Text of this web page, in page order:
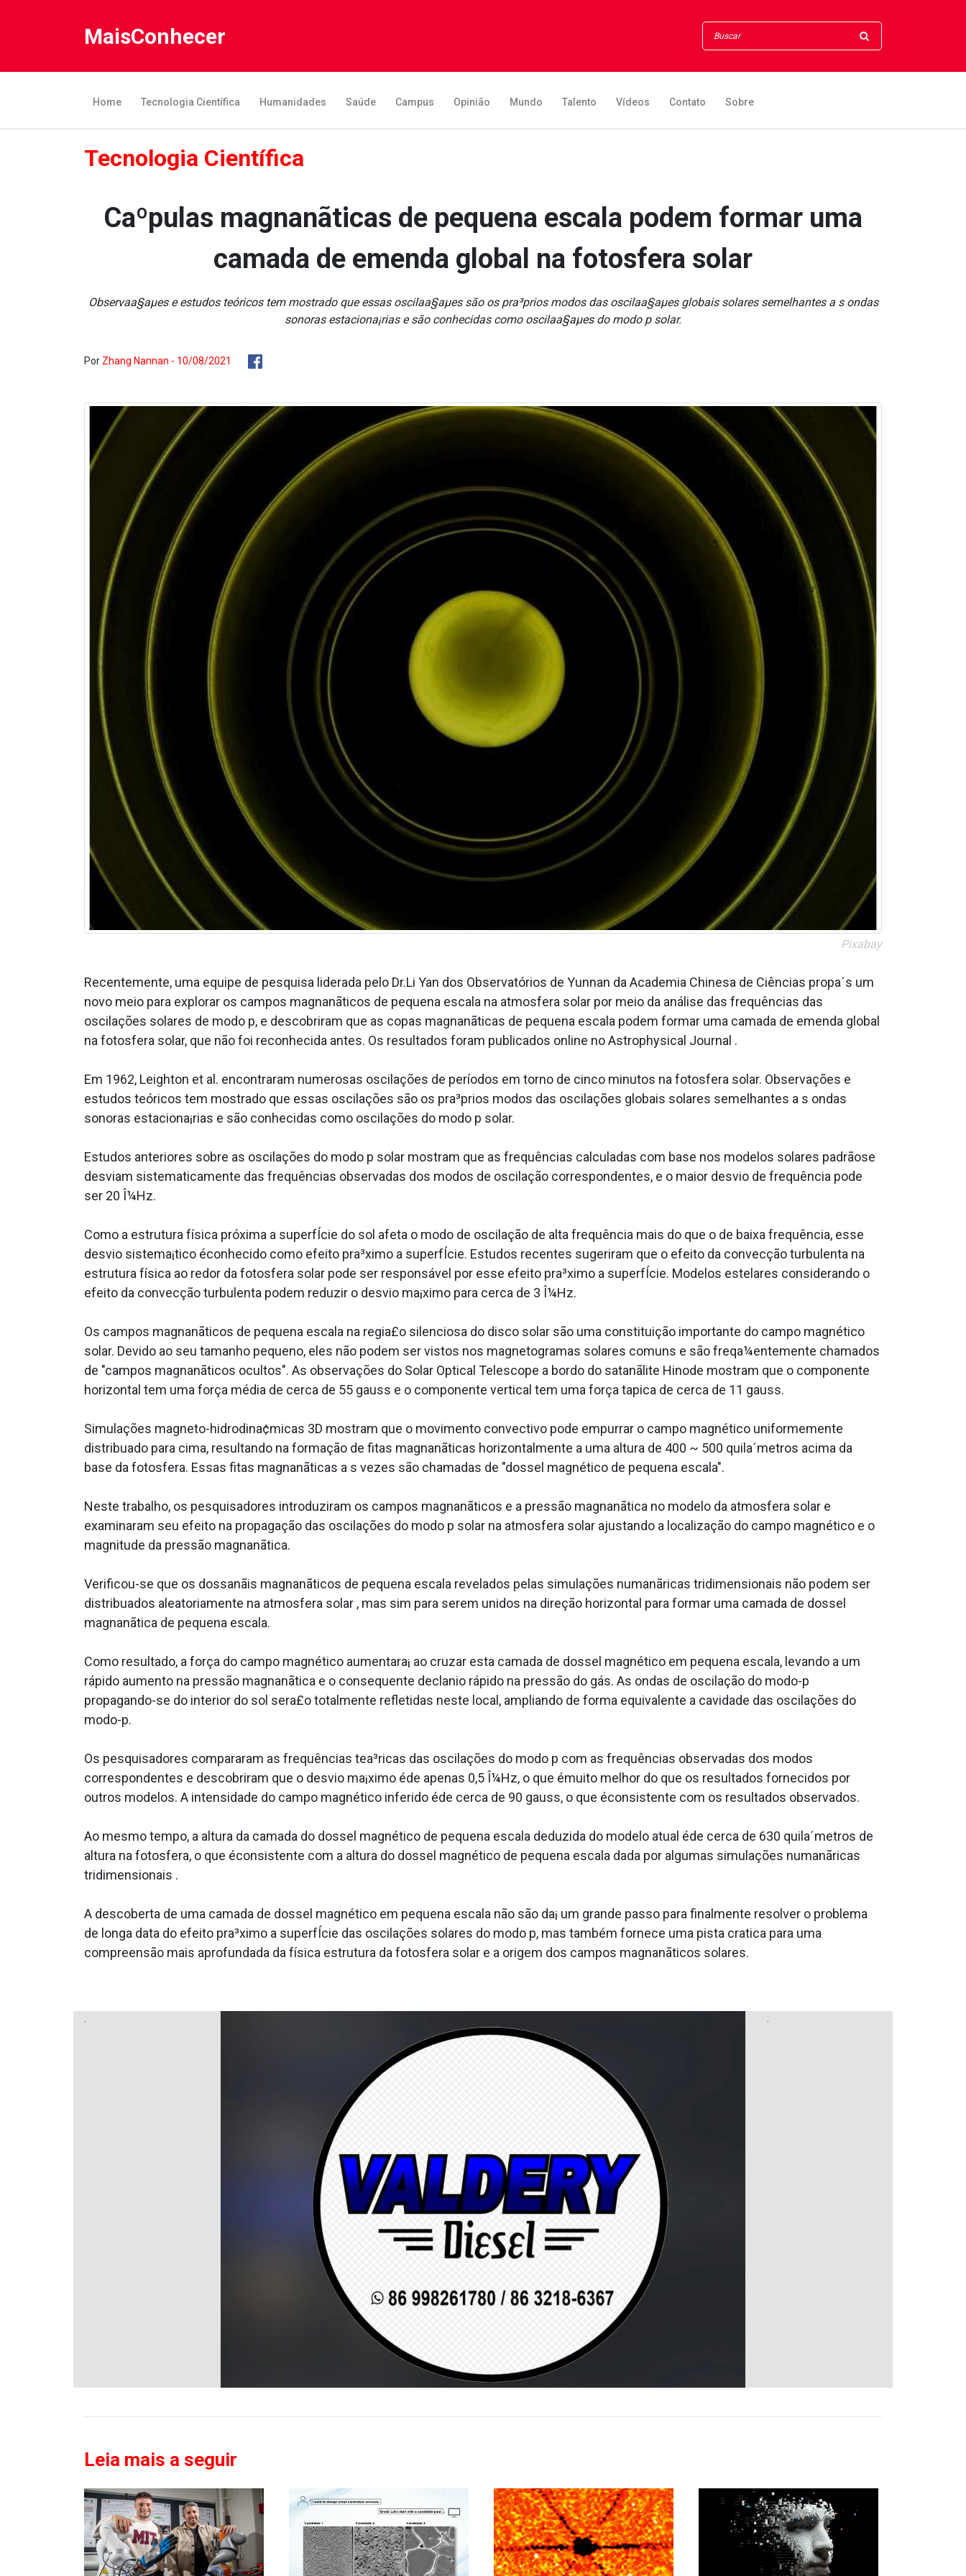
MaisConhecer
Home Tecnologia Científica Humanidades Saúde Campus Opinião Mundo Talento Vídeos Contato Sobre
Tecnologia Científica
Caºpulas magnanãticas de pequena escala podem formar uma
camada de emenda global na fotosfera solar
Observaa§aµes e estudos teóricos tem mostrado que essas oscilaa§aµes são os pra³prios modos das oscilaa§aµes globais solares semelhantes a s ondas
sonoras estaciona¡rias e são conhecidas como oscilaa§aµes do modo p solar.
Por Zhang Nannan - 10/08/2021
Pixabay
Recentemente, uma equipe de pesquisa liderada pelo Dr.Li Yan dos Observatórios de Yunnan da Academia Chinesa de Ciências propa´s um
novo meio para explorar os campos magnanãticos de pequena escala na atmosfera solar por meio da análise das frequências das
oscilações solares de modo p, e descobriram que as copas magnanãticas de pequena escala podem formar uma camada de emenda global
na fotosfera solar, que não foi reconhecida antes. Os resultados foram publicados online no Astrophysical Journal .
Em 1962, Leighton et al. encontraram numerosas oscilações de períodos em torno de cinco minutos na fotosfera solar. Observações e
estudos teóricos tem mostrado que essas oscilações são os pra³prios modos das oscilações globais solares semelhantes a s ondas
sonoras estaciona¡rias e são conhecidas como oscilações do modo p solar.
Estudos anteriores sobre as oscilações do modo p solar mostram que as frequências calculadas com base nos modelos solares padrãose
desviam sistematicamente das frequências observadas dos modos de oscilação correspondentes, e o maior desvio de frequência pode
ser 20 Î¼Hz.
Como a estrutura física próxima a superfÍcie do sol afeta o modo de oscilação de alta frequência mais do que o de baixa frequência, esse
desvio sistema¡tico éconhecido como efeito pra³ximo a superfÍcie. Estudos recentes sugeriram que o efeito da convecção turbulenta na
estrutura física ao redor da fotosfera solar pode ser responsável por esse efeito pra³ximo a superfÍcie. Modelos estelares considerando o
efeito da convecção turbulenta podem reduzir o desvio ma¡ximo para cerca de 3 Î¼Hz.
Os campos magnanãticos de pequena escala na regia£o silenciosa do disco solar são uma constituição importante do campo magnético
solar. Devido ao seu tamanho pequeno, eles não podem ser vistos nos magnetogramas solares comuns e são freqa¼entemente chamados
de "campos magnanãticos ocultos". As observações do Solar Optical Telescope a bordo do satanãlite Hinode mostram que o componente
horizontal tem uma força média de cerca de 55 gauss e o componente vertical tem uma força ta­pica de cerca de 11 gauss.
Simulações magneto-hidrodina¢micas 3D mostram que o movimento convectivo pode empurrar o campo magnético uniformemente
distribua­do para cima, resultando na formação de fitas magnanãticas horizontalmente a uma altura de 400 ~ 500 quila´metros acima da
base da fotosfera. Essas fitas magnanãticas a s vezes são chamadas de "dossel magnético de pequena escala".
Neste trabalho, os pesquisadores introduziram os campos magnanãticos e a pressão magnanãtica no modelo da atmosfera solar e
examinaram seu efeito na propagação das oscilações do modo p solar na atmosfera solar ajustando a localização do campo magnético e o
magnitude da pressão magnanãtica.
Verificou-se que os dossanãis magnanãticos de pequena escala revelados pelas simulações numanãricas tridimensionais não podem ser
distribua­dos aleatoriamente na atmosfera solar , mas sim para serem unidos na direção horizontal para formar uma camada de dossel
magnanãtica de pequena escala.
Como resultado, a força do campo magnético aumentara¡ ao cruzar esta camada de dossel magnético em pequena escala, levando a um
rápido aumento na pressão magnanãtica e o consequente decla­nio rápido na pressão do gás. As ondas de oscilação do modo-p
propagando-se do interior do sol sera£o totalmente refletidas neste local, ampliando de forma equivalente a cavidade das oscilações do
modo-p.
Os pesquisadores compararam as frequências tea³ricas das oscilações do modo p com as frequências observadas dos modos
correspondentes e descobriram que o desvio ma¡ximo éde apenas 0,5 Î¼Hz, o que émuito melhor do que os resultados fornecidos por
outros modelos. A intensidade do campo magnético inferido éde cerca de 90 gauss, o que éconsistente com os resultados observados.
Ao mesmo tempo, a altura da camada do dossel magnético de pequena escala deduzida do modelo atual éde cerca de 630 quila´metros de
altura na fotosfera, o que éconsistente com a altura do dossel magnético de pequena escala dada por algumas simulações numanãricas
tridimensionais .
A descoberta de uma camada de dossel magnético em pequena escala não são da¡ um grande passo para finalmente resolver o problema
de longa data do efeito pra³ximo a superfÍcie das oscilações solares do modo p, mas também fornece uma pista cra­tica para uma
compreensão mais aprofundada da física estrutura da fotosfera solar e a origem dos campos magnanãticos solares.
Leia mais a seguir